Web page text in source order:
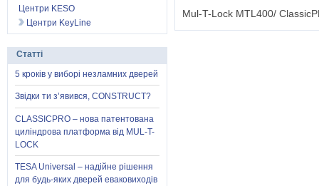
Mul-T-Lock MTL400/
Центри KESO
Центри KeyLine
Статті
5 кроків у виборі незламних дверей
Звідки ти з’явився, CONSTRUCT?
CLASSICPRO – нова патентована
циліндрова платформа від MUL-T-
LOCK
TESA Universal – надійне рішення
для будь-яких дверей еваковиходів